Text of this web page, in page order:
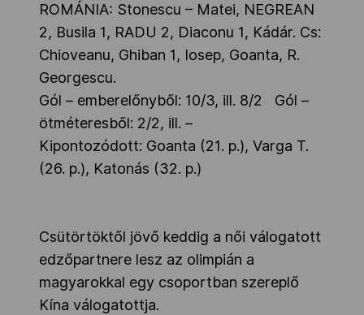
ROMÁNIA: Stonescu – Matei, NEGREAN
2, Busila 1, RADU 2, Diaconu 1, Kádár. Cs:
Chioveanu, Ghiban 1, Iosep, Goanta, R.
Georgescu.
Gól – emberelőnyből: 10/3, ill. 8/2 Gól –
ötméteresből: 2/2, ill. –
Kipontozódott: Goanta (21. p.), Varga T.
(26. p.), Katonás (32. p.)
Csütörtöktől jövő keddig a női válogatott
edzőpartnere lesz az olimpián a
magyarokkal egy csoportban szereplő
Kína válogatottja.